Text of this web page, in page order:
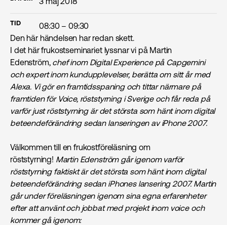
TID
08:30 – 09:30
Den här händelsen har redan skett.
I det här frukostseminariet lyssnar vi på Martin
Edenström, chef inom Digital Experience på Capgemini
och expert inom kundupplevelser, berätta om sitt år med
Alexa. Vi gör en framtidsspaning och tittar närmare på
framtiden för Voice, röststyrning i Sverige och får reda på
varför just röststyrning är det största som hänt inom digital
beteendeförändring sedan lanseringen av iPhone 2007.
Välkommen till en frukostföreläsning om
röststyrning! Martin Edenström går igenom varför
röststyrning faktiskt är det största som hänt inom digital
beteendeförändring sedan iPhones lansering 2007. Martin
går under föreläsningen igenom sina egna erfarenheter
efter att använt och jobbat med projekt inom voice och
kommer gå igenom: